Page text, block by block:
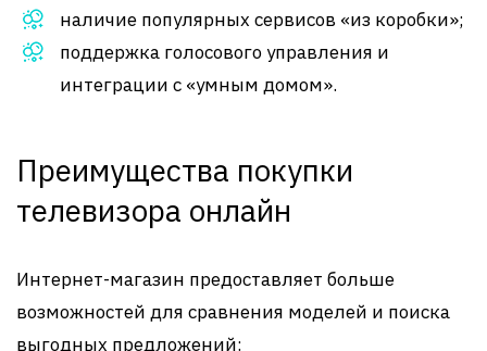
наличие популярных сервисов «из коробки»;
поддержка голосового управления и
интеграции с «умным домом».
Преимущества покупки
телевизора онлайн
Интернет-магазин предоставляет больше
возможностей для сравнения моделей и поиска
выгодных предложений: